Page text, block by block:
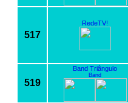
517
RedeTV!
519
Band Triângulo
Band